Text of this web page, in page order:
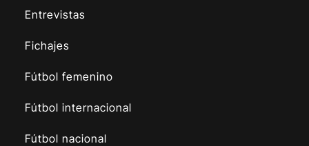
Entrevistas
Fichajes
Fútbol femenino
Fútbol internacional
Fútbol nacional